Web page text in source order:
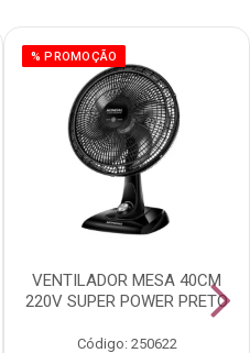
% PROMOÇÃO
VENTILADOR MESA 40CM
220V SUPER POWER PRETO
Código: 250622